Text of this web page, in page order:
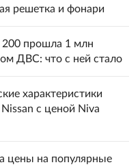
решетка и фонари
200 прошла 1 млн
ДВС: что с ней стало
характеристики
с ценой Niva
цены на популярные